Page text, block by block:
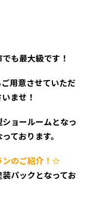
も最大級です！
用意させていただ
ませ！
ョールームとなっ
ております。
ンのご紹介！☆
パックとなってお